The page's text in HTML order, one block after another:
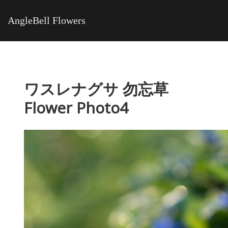
AngleBell Flowers
ワスレナグサ 勿忘草
Flower Photo4